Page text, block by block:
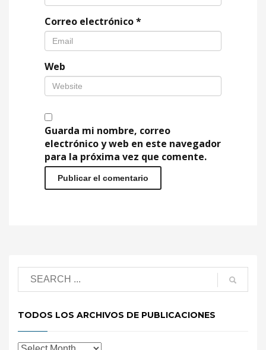
Correo electrónico*
Web
Guarda mi nombre, correo
electrónico y web en este navegador
para la próxima vez que comente.
TODOS LOS ARCHIVOS DE PUBLICACIONES